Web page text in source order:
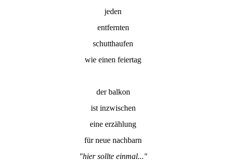
jeden
entfernten
schutthaufen
wie einen feiertag
der balkon
ist inzwischen
eine erzählung
für neue nachbarn
"hier sollte einmal..."